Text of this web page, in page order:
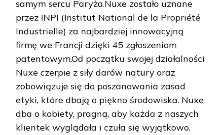
samym sercu Paryża.Nuxe zostało uznane
przez INPI (Institut National de la Propriété
Industrielle) za najbardziej innowacyjną
firmę we Francji dzięki 45 zgłoszeniom
patentowym.Od początku swojej działalności
Nuxe czerpie z siły darów natury oraz
zobowiązuje się do poszanowania zasad
etyki, które dbają o piękno środowiska. Nuxe
dba o kobiety, pragną, aby każda z naszych
klientek wyglądała i czuła się wyjątkowo.